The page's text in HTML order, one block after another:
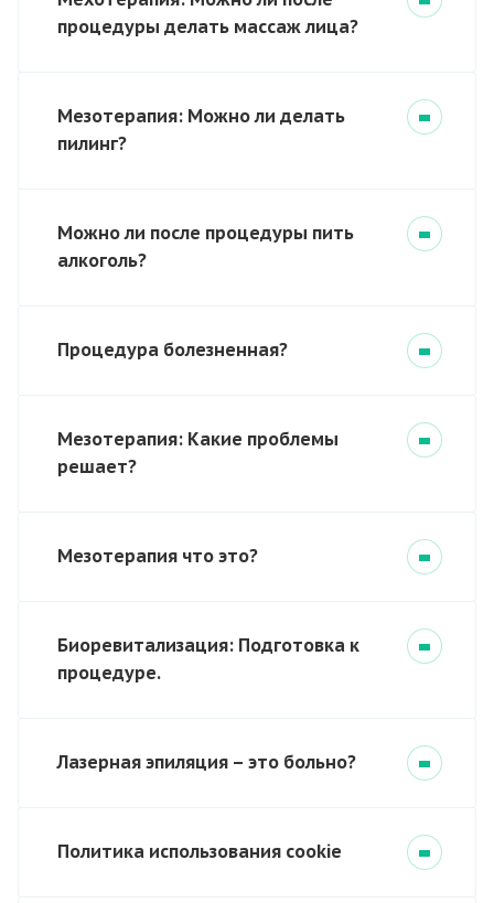
процедуры делать массаж лица?
Мезотерапия: Можно ли делать
пилинг?
Можно ли после процедуры пить
алкоголь?
Процедура болезненная?
Мезотерапия: Какие проблемы
решает?
Мезотерапия что это?
Биоревитализация: Подготовка к
процедуре.
Лазерная эпиляция – это больно?
Политика использования cookie